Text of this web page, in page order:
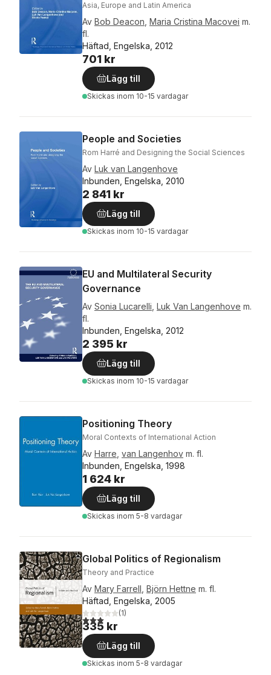
Asia, Europe and Latin America
Av Bob Deacon Maria Cristina Macovei m.
fl.
Häftad, Engelska, 2012
701 kr
Lägg till
Skickas inom 10-15 vardagar
People and Societies
Rom Harré and Designing the Social Sciences
Av Luk van Langenhove
Inbunden, Engelska, 2010
2 841 kr
Lägg till
Skickas inom 10-15 vardagar
EU and Multilateral Security
Governance
Av Sonia Lucarelli Luk Van Langenhove m.
fl.
Inbunden, Engelska, 2012
2 395 kr
Lägg till
Skickas inom 10-15 vardagar
Positioning Theory
Moral Contexts of International Action
Av Harre van Langenhov m. fl.
Inbunden, Engelska, 1998
1 624 kr
Lägg till
Skickas inom 5-8 vardagar
Global Politics of Regionalism
Theory and Practice
Av Mary Farrell Björn Hettne m. fl.
Häftad, Engelska, 2005
3,0utav 5 stjärnor. Totalt antal röster:
(1)
335 kr
Lägg till
Skickas inom 5-8 vardagar